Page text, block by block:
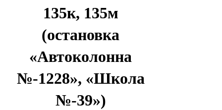
135к, 135м
(остановка
«Автоколонна
№-1228», «Школа
№-39»)